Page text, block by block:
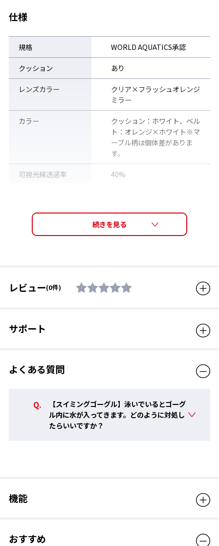
能を生み出す。オープンウォーターなど長時間にわたってクリア
PREMIUM ANTI-FOGは、くもりの原因となる蒸気の吸収力が従
来品に比べアップしているので、より長い時間クリアな視界を持
続できます。
アに保つことができ、トレーニングや競技に集中することができ
ます。
開発にあたり約１年にもわたるテストを行い、実際の使用環境で
の効果が確認されています。
PREMIUM ANTI-FOG 詳細はこちら ＞
仕様
規格 WORLD AQUATICS承認
クッション あり
レンズカラー
クリア×フラッシュオレンジ
ミラー
カラー
クッション：ホワイト、ベル
ト：オレンジ×ホワイト※マ
ーブル柄は個体差がありま
す。
可視光線透過率 40%
PREMIUM ANTI-FOG (くもり
止めレンズ)、カーブレンズ、
ト、クッション：抗菌エラス
トマー、ベルトアジャスター :
生産国
販売価格（税込） 4,510円
レビュー(0件)
サポート
よくある質問
【スイミングゴーグル】泳いでいるとゴーグ
ル内に水が入ってきます。どのように対処し
たらいいですか？
機能
おすすめ